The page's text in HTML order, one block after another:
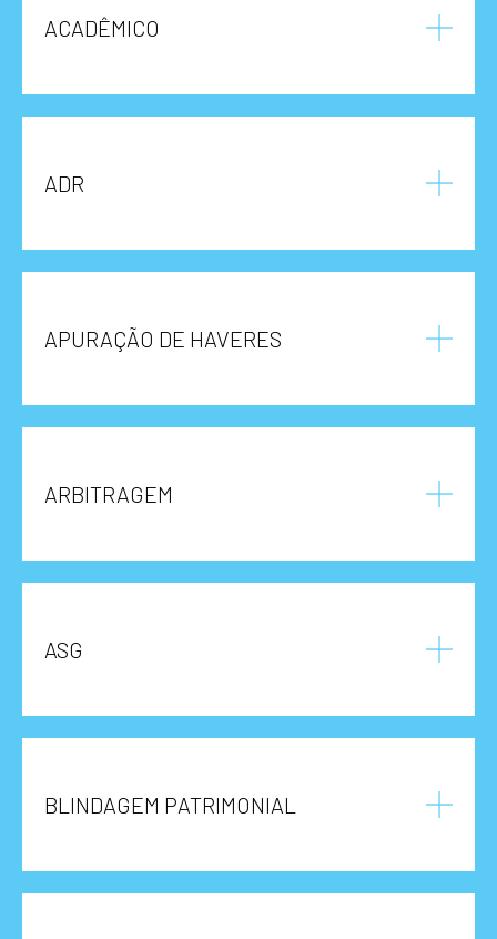
ACADÊMICO
ADR
APURAÇÃO DE HAVERES
ARBITRAGEM
ASG
BLINDAGEM PATRIMONIAL